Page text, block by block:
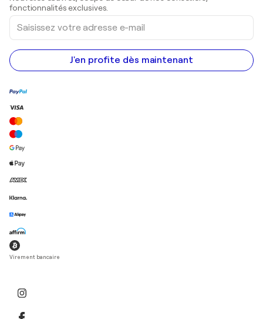
Peintures acryliques
fonctionnalités exclusives.
Saisissez
votre
adresse
e-
mail
J'en profite dès maintenant
Virement bancaire